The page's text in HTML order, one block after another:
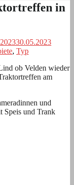
in
30.05.2023
, Typ
ob Velden wieder
am
und
Speis und Trank